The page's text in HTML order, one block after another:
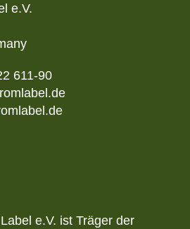
e.V.
611-90
e.V. ist Träger der